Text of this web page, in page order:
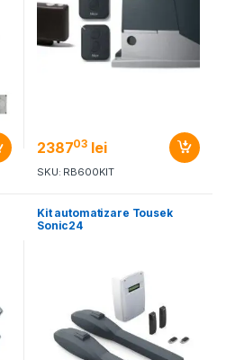
238703 lei
SKU: RB600KIT
Kit automatizare Tousek
Sonic24